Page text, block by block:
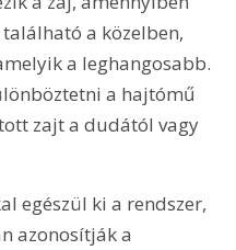
a közelben,
a leghangosabb.
a hajtómű
zajt a dudától vagy
egészül ki a rendszer,
azonosítják a